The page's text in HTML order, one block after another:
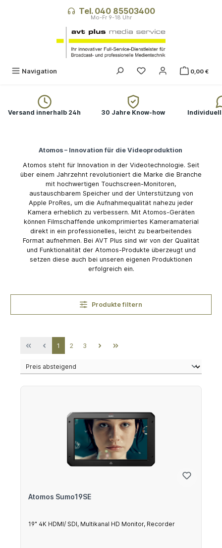
Tel. 040 85503400
Navigation Du hast 0 Produkte auf
0,00 €
Versand innerhalb 24h 30 Jahre Know-how
Atomos – Innovation für die Videoproduktion
Atomos steht für Innovation in der Videotechnologie. Seit
über einem Jahrzehnt revolutioniert die Marke die Branche
mit hochwertigen Touchscreen-Monitoren,
austauschbarem Speicher und der Unterstützung von
Apple ProRes, um die Aufnahmequalität nahezu jeder
Kamera erheblich zu verbessern. Mit Atomos-Geräten
können Filmschaffende unkomprimiertes Kameramaterial
direkt in ein professionelles, leicht zu bearbeitendes
Format aufnehmen. Bei AVT Plus sind wir von der Qualität
und Funktionalität der Atomos-Produkte überzeugt und
setzen diese auch bei unseren eigenen Produktionen
erfolgreich ein.
Produkte filtern
Seite
1 Seite
2 Seite
3
Atomos Sumo19SE
19" 4K HDMI/ SDI, Multikanal HD Monitor, Recorder